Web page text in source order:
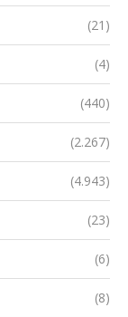
(21)
(4)
(440)
(2.267)
(4.943)
(23)
(6)
(8)